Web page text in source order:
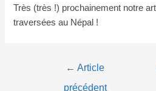
Très (très !) prochainement notre
traversées au Népal !
← Article
précédent